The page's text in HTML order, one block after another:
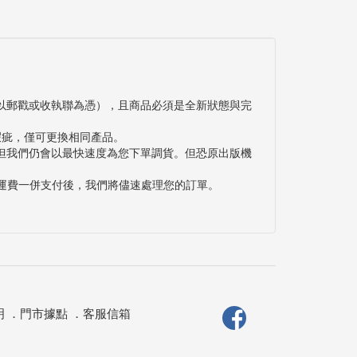
戳或收執聯為憑），且商品必須是全新狀態與完
，僅可更換相同產品。
們仍會以最快速度為您下單調貨。但恐原出版機
一併支付後，我們將儘速處理您的訂單。
． 門市據點． 客服信箱